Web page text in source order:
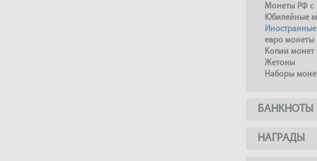
Монеты РФ с
Юбилейные
евро монеты
Копии монет
Жетоны
Наборы
БАНКНОТЫ
НАГРАДЫ